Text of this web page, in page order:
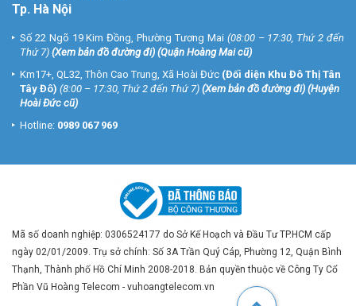
Tp. Hà Nội
Số 22 Ngõ 19 Kim Đồng, Phường Tương Mai (08:00 – 17:30, Thứ 2 đến
Thứ 7) (Xem bản đồ đường đi) (Quận Hoàng Mai cũ)
Km17+, QL32, Thôn Cao Trung, Xã Hoài Đức (Đối diện Khu Đô Thị Tân
Tây Đô) (8:00 – 17:30, Thứ 2 đến Thứ 7) (Xem bản đồ đường đi) (Huyện
Hoài Đức cũ)
Hotline: 0989 067 969
Mã số doanh nghiệp: 0306524177 do Sở Kế Hoạch và Đầu Tư TP.HCM cấp
ngày 02/01/2009. Trụ sở chính: Số 3A Trần Quý Cáp, Phường 12, Quận Bình
Thạnh, Thành phố Hồ Chí Minh 2008-2018. Bản quyền thuộc về Công Ty Cổ
Phần Vũ Hoàng Telecom - vuhoangtelecom.vn